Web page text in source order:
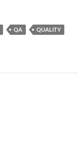
QA
QUALITY